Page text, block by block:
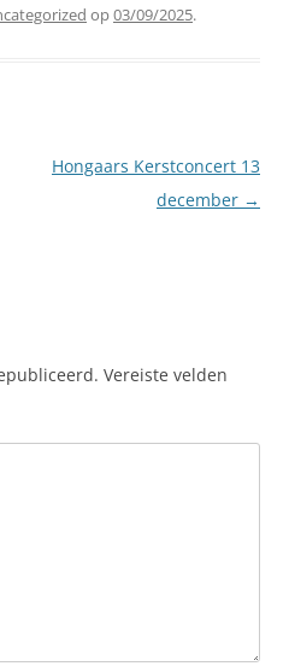
op03/09/2025.
Hongaars Kerstconcert 13
december →
Vereiste velden